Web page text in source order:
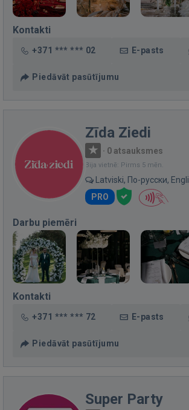
Kontakti
+371 *** *** 02 E-pasts
Piedāvāt pasūtījumu
Zīda Ziedi
· 0 atsauksmes
Bija vietnē: Pirms 5 mēn.
Latviski, По-русски,
PRO
Darbu piemēri
Kontakti
+371 *** *** 72 E-pasts
Piedāvāt pasūtījumu
Super Party